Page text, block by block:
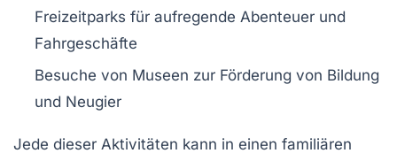
Freizeitparks für aufregende Abenteuer und
Fahrgeschäfte
Besuche von Museen zur Förderung von Bildung
und Neugier
Jede dieser Aktivitäten kann in einen familiären